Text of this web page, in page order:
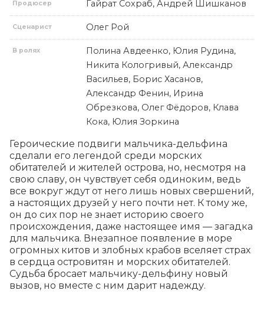
Продюсер Гайрат Сохраб, Андрей Шишканов
Сценарист Олег Рой
В ролях
Полина Авдеенко, Юлия Рудина,
Никита Кологривый, Александр
Васильев, Борис Хасанов,
Александр Фенин, Ирина
Обрезкова, Олег Фёдоров, Клава
Кока, Юлия Зоркина
Героические подвиги мальчика-дельфина
сделали его легендой среди морских
обитателей и жителей острова, но, несмотря на
свою славу, он чувствует себя одиноким, ведь
все вокруг ждут от него лишь новых свершений,
а настоящих друзей у него почти нет. К тому же,
он до сих пор не знает историю своего
происхождения, даже настоящее имя — загадка
для мальчика. Внезапное появление в море
огромных китов и злобных крабов вселяет страх
в сердца островитян и морских обитателей.
Судьба бросает мальчику-дельфину новый
вызов, но вместе с ним дарит надежду.